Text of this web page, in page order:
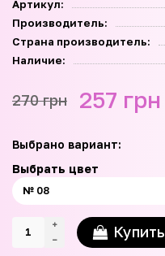
Артикул:
Производитель:
Страна производитель:
Наличие:
270 грн 257 грн
Выбрано вариант:
Выбрать цвет
Купить